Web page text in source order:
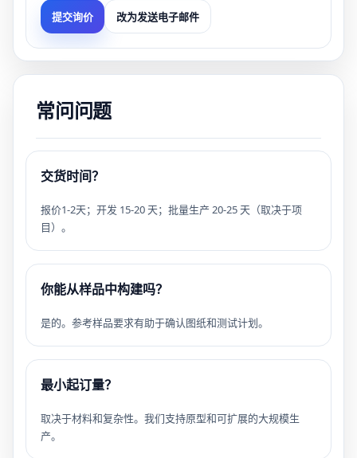
提交询价 改为发送电子邮件
常问问题
交货时间？
报价1-2天；开发 15-20 天；批量生产 20-25 天（取决于项
目）。
你能从样品中构建吗？
是的。参考样品要求有助于确认图纸和测试计划。
最小起订量？
取决于材料和复杂性。我们支持原型和可扩展的大规模生
产。